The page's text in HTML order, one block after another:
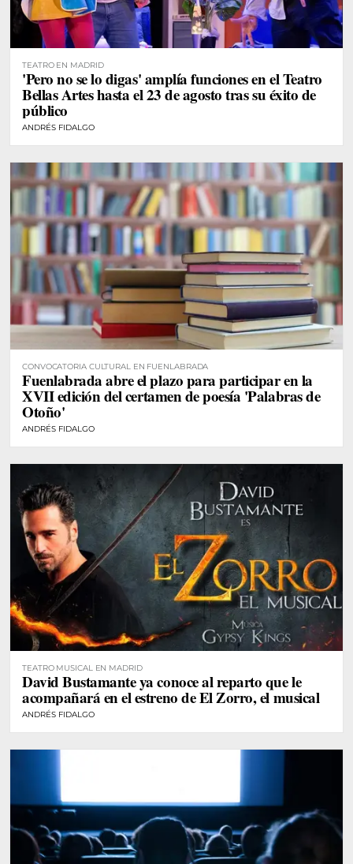
TEATRO EN MADRID
'Pero no se lo digas' amplía funciones en el Teatro
Bellas Artes hasta el 23 de agosto tras su éxito de
público
ANDRÉS FIDALGO
CONVOCATORIA CULTURAL EN FUENLABRADA
Fuenlabrada abre el plazo para participar en la
XVII edición del certamen de poesía 'Palabras de
Otoño'
ANDRÉS FIDALGO
TEATRO MUSICAL EN MADRID
David Bustamante ya conoce al reparto que le
acompañará en el estreno de El Zorro, el musical
ANDRÉS FIDALGO